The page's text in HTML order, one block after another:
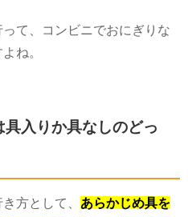
て、コンビニでおにぎりな
ね。
具入りか具なしのどっ
方として、 あらかじめ具を